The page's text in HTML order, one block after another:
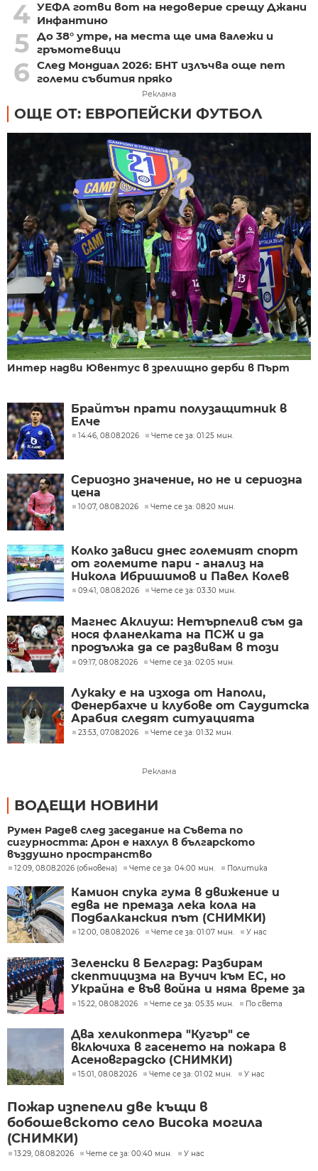
4 УЕФА готви вот на недоверие срещу Джани
Инфантино
5 До 38° утре, на места ще има валежи и
гръмотевици
6 След Мондиал 2026: БНТ излъчва още пет
големи събития пряко
Реклама
ОЩЕ ОТ: ЕВРОПЕЙСКИ ФУТБОЛ
Интер надви Ювентус в зрелищно дерби в Пърт
Брайтън прати полузащитник в
Елче
14:46, 08.08.2026 Чете се за: 01:25 мин.
Сериозно значение, но не и сериозна
цена
10:07, 08.08.2026 Чете се за: 08:20 мин.
Колко зависи днес големият спорт
от големите пари - анализ на
Никола Ибришимов и Павел Колев
09:41, 08.08.2026 Чете се за: 03:30 мин.
Магнес Аклиуш: Нетърпелив съм да
нося фланелката на ПСЖ и да
продължа да се развивам в този
велик клуб
09:17, 08.08.2026 Чете се за: 02:05 мин.
Лукаку е на изхода от Наполи,
Фенербахче и клубове от Саудитска
Арабия следят ситуацията
23:53, 07.08.2026 Чете се за: 01:32 мин.
Реклама
ВОДЕЩИ НОВИНИ
Румен Радев след заседание на Съвета по
сигурността: Дрон е нахлул в българското
въздушно пространство
12:09, 08.08.2026 (обновена) Чете се за: 04:00 мин. Политика
Камион спука гума в движение и
едва не премаза лека кола на
Подбалканския път (СНИМКИ)
12:00, 08.08.2026 Чете се за: 01:07 мин. У нас
Зеленски в Белград: Разбирам
скептицизма на Вучич към ЕС, но
Украйна е във война и няма време за
скептицизъм
15:22, 08.08.2026 Чете се за: 05:35 мин. По света
Два хеликоптера "Кугър" се
включиха в гасенето на пожара в
Асеновградско (СНИМКИ)
15:01, 08.08.2026 Чете се за: 01:02 мин. У нас
Пожар изпепели две къщи в
бобошевското село Висока могила
(СНИМКИ)
13:29, 08.08.2026 Чете се за: 00:40 мин. У нас